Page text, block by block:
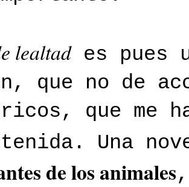
lealtades pues
que no de
que me
Una
de los animales